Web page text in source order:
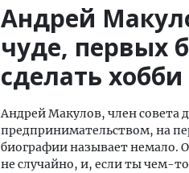
Андрей
чуде, первых
сделать
Андрей Макулов, член совета
предпринимательством, на
биографии называет немало.
не случайно, и, если ты чем-